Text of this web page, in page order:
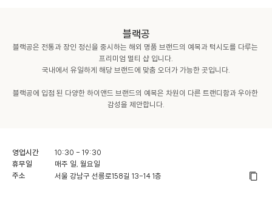
블랙공
블랙공은 전통과 장인 정신을 중시하는 해외 명품 브랜드의 예복과 턱시도를 다루는
프리미엄 멀티 샵 입니다.
국내에서 유일하게 해당 브랜드에 맞춤 오더가 가능한 곳입니다.
블랙공에 입점 된 다양한 하이앤드 브랜드의 예복은 차원이 다른 트랜디함과 우아한
감성을 제안합니다.
영업시간
10:30 - 19:30
휴무일
매주 일, 월요일
주소
서울 강남구 선릉로158길 13-14 1층